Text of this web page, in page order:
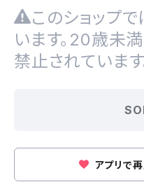
このショップ
います。20歳未
禁止されています
アプリで